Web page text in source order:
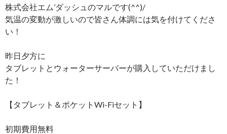
株式会社エム’ダッシュのマルです(^^)/
気温の変動が激しいので皆さん体調には気を付けてくださ
い！
昨日夕方に
タブレットとウォーターサーバーが購入していただけまし
た！
【タブレット＆ポケットWi-Fiセット】
初期費用無料